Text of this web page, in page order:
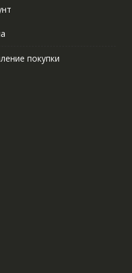
покупки